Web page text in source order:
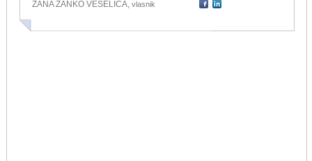
ŽANA ŽANKO VESELICA, vlasnik